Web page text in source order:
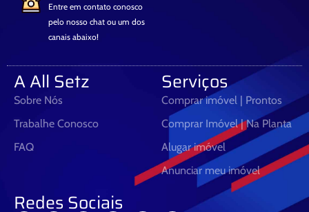
Entre em contato conosco
pelo nosso chat ou um dos
canais abaixo!
A All Setz
Sobre Nós
Trabalhe Conosco
FAQ
Serviços
Comprar imóvel | Prontos
Comprar Imóvel | Na Planta
Alugar imóvel
Anunciar meu imóvel
Redes Sociais